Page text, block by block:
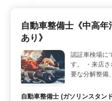
自動車整備士《中高
あり》
認証車検場に
す。 ・来店
要な分解整備
の方歓迎です
自動車整備士 (ガソリンスタン